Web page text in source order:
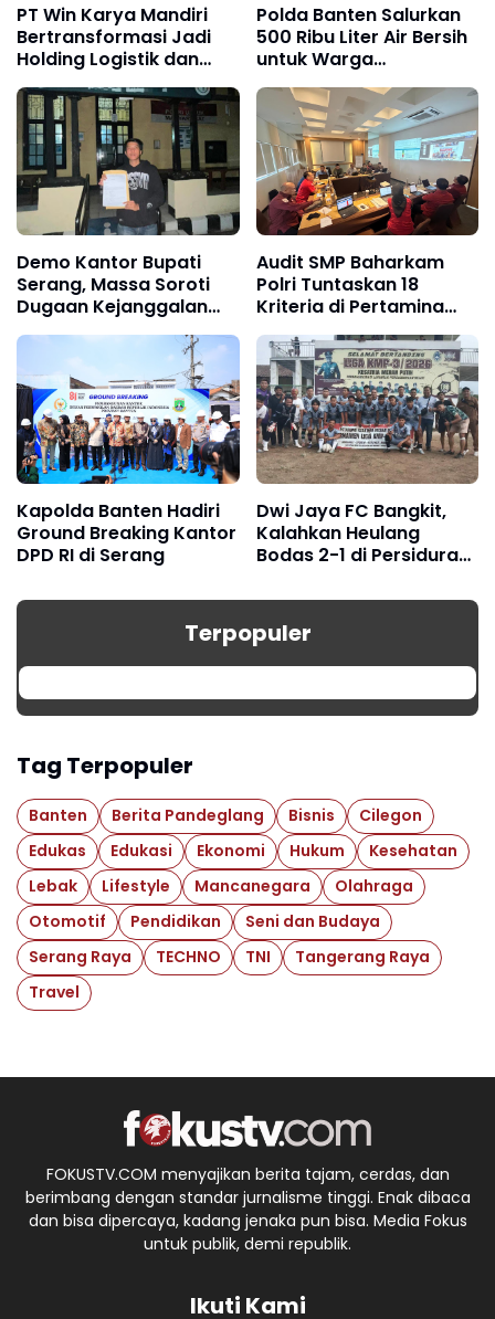
PT Win Karya Mandiri
Bertransformasi Jadi
Holding Logistik dan
Manufaktur
Polda Banten Salurkan
500 Ribu Liter Air Bersih
untuk Warga
Terdampak Kekeringan
Demo Kantor Bupati
Serang, Massa Soroti
Dugaan Kejanggalan
Pengadaan Setda
Audit SMP Baharkam
Polri Tuntaskan 18
Kriteria di Pertamina
Jabar
Kapolda Banten Hadiri
Ground Breaking Kantor
DPD RI di Serang
Dwi Jaya FC Bangkit,
Kalahkan Heulang
Bodas 2-1 di Persidura
Terpopuler
Tag Terpopuler
Banten Berita Pandeglang Bisnis
Cilegon
Edukas
Edukasi Ekonomi Hukum
Kesehatan
Lebak
Lifestyle Mancanegara
Olahraga
Otomotif
Pendidikan
Seni dan Budaya
Serang Raya
TECHNO TNI
Tangerang Raya
Travel
FOKUSTV.COM menyajikan berita tajam, cerdas, dan
berimbang dengan standar jurnalisme tinggi. Enak dibaca
dan bisa dipercaya, kadang jenaka pun bisa. Media Fokus
untuk publik, demi republik.
Ikuti Kami